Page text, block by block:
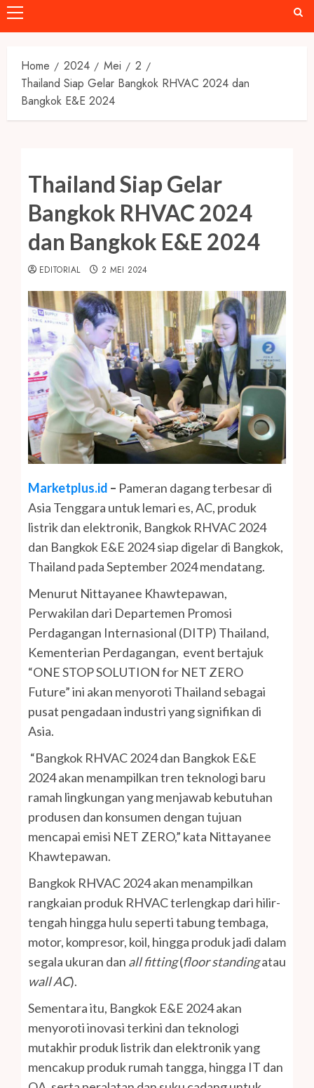
Primary
Menu
Home 2024 Mei
2
Thailand Siap Gelar Bangkok RHVAC 2024 dan
Bangkok E&E 2024
Thailand Siap Gelar
Bangkok RHVAC 2024
dan Bangkok E&E 2024
EDITORIAL 2 MEI 2024
Marketplus.id – Pameran dagang terbesar di
Asia Tenggara untuk lemari es, AC, produk
listrik dan elektronik, Bangkok RHVAC 2024
dan Bangkok E&E 2024 siap digelar di Bangkok,
Thailand pada September 2024 mendatang.
Menurut Nittayanee Khawtepawan,
Perwakilan dari Departemen Promosi
Perdagangan Internasional (DITP) Thailand,
Kementerian Perdagangan, event bertajuk
“ONE STOP SOLUTION for NET ZERO
Future” ini akan menyoroti Thailand sebagai
pusat pengadaan industri yang signifikan di
Asia.
“Bangkok RHVAC 2024 dan Bangkok E&E
2024 akan menampilkan tren teknologi baru
ramah lingkungan yang menjawab kebutuhan
produsen dan konsumen dengan tujuan
mencapai emisi NET ZERO,” kata Nittayanee
Khawtepawan.
Bangkok RHVAC 2024 akan menampilkan
rangkaian produk RHVAC terlengkap dari hilir-
tengah hingga hulu seperti tabung tembaga,
motor, kompresor, koil, hingga produk jadi dalam
segala ukuran dan all fitting(floor standingatau
wall AC).
Sementara itu, Bangkok E&E 2024 akan
menyoroti inovasi terkini dan teknologi
mutakhir produk listrik dan elektronik yang
mencakup produk rumah tangga, hingga IT dan